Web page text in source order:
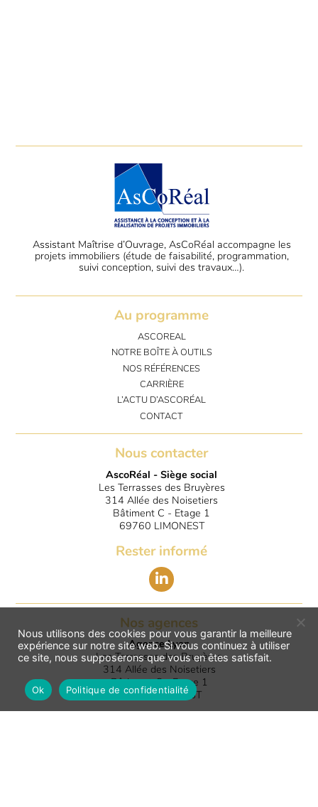
Assistant Maîtrise d’Ouvrage, AsCoRéal accompagne les
projets immobiliers (étude de faisabilité, programmation,
suivi conception, suivi des travaux…).
Au programme
ASCOREAL
NOTRE BOÎTE À OUTILS
NOS RÉFÉRENCES
CARRIÈRE
L’ACTU D’ASCORÉAL
CONTACT
Nous contacter
AscoRéal - Siège social
Les Terrasses des Bruyères
314 Allée des Noisetiers
Bâtiment C - Etage 1
69760 LIMONEST
Rester informé
Nos agences
Agence Lyon
Les Terrasses des Bruyères
314 Allée des Noisetiers
Bâtiment C - Etage 1
69760 LIMONEST
Nous utilisons des cookies pour vous garantir la meilleure
expérience sur notre site web. Si vous continuez à utiliser
ce site, nous supposerons que vous en êtes satisfait.
Ok Politique de confidentialité